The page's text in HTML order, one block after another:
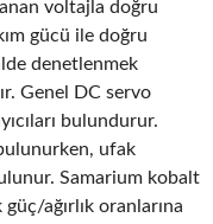
voltajla doğru
gücü ile doğru
denetlenmek
Genel DC servo
bulundurur.
ufak
Samarium kobalt
güç/ağırlık oranlarına